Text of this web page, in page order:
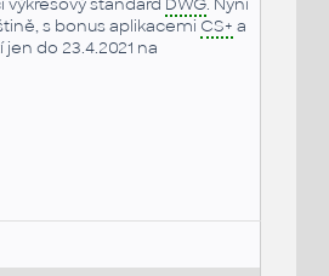
výkresový standard DWG. Nyní
s bonus aplikacemi CS+ a
jen do 23.4.2021 na